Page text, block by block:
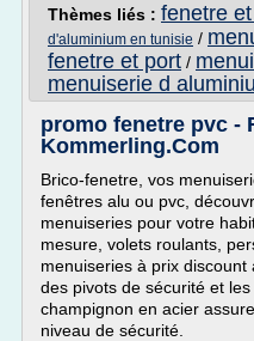
Thèmes liés : fenetre
d'aluminium en tunisie /
fenetre et port /
menuiserie d
promo fenetre pvc -
Kommerling.Com
Brico-fenetre, vos
fenêtres alu ou pvc,
menuiseries pour votre
mesure, volets roulants,
menuiseries à prix
des pivots de sécurité et
champignon en acier
niveau de sécurité.